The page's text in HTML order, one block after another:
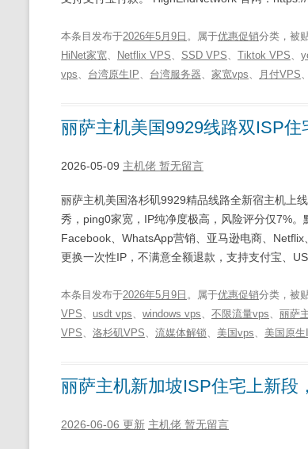
本条目发布于2026年5月9日 。属于优惠促销分类，被
HiNet家宽
Netflix VPS SSD VPS Tiktok VPS
vps
台湾原生IP 台湾服务器 家宽vps 月付VPS
丽萨主机美国9929线路双ISP
2026-05-09 主机佬 暂无留言
丽萨主机美国洛杉矶9929精品线路全新宿主机上
秀，ping0家宽，IP纯净度极高，风险评分仅7%。
Facebook、WhatsApp营销、亚马逊电商、
更换一次性IP，不满意全额退款，支持支付宝、
本条目发布于2026年5月9日 。属于优惠促销分类，被
VPS
usdt vps windows vps 不限流量vps 丽萨
VPS
洛杉矶VPS 流媒体解锁 美国vps 美国原生
丽萨主机新加坡ISP住宅上新段
2026-06-06 更新 主机佬 暂无留言